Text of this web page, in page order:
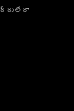
లేదా